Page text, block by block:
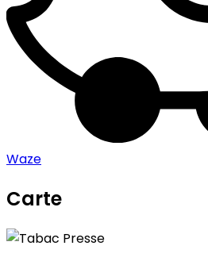
Waze
Carte
+